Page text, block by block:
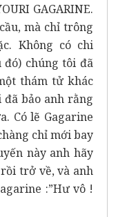
GAGARINE.
mà chỉ trông
Không có chi
chúng tôi đã
thám tử khác
đã bảo anh rằng
Có lẽ Gagarine
chỉ mới bay
này anh hãy
trở về, và anh
:”Hư vô !